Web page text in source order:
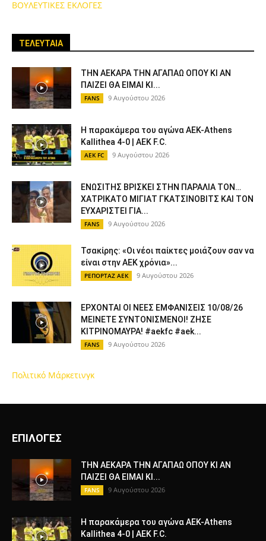
ΒΟΥΛΕΥΤΙΚΕΣ ΕΚΛΟΓΕΣ
ΤΕΛΕΥΤΑΙΑ
ΤΗΝ ΑΕΚΑΡΑ ΤΗΝ ΑΓΑΠΑΩ ΟΠΟΥ ΚΙ ΑΝ
ΠΑΙΖΕΙ ΘΑ ΕΙΜΑΙ ΚΙ...
FANS 9 Αυγούστου 2026
Η παρακάμερα του αγώνα ΑΕΚ-Athens
Kallithea 4-0 | AEK F.C.
AEK FC 9 Αυγούστου 2026
ΕΝΩΣΙΤΗΣ ΒΡΙΣΚΕΙ ΣΤΗΝ ΠΑΡΑΛΙΑ ΤΟΝ…
ΧΑΤΡΙΚΑΤΟ ΜΙΓΙΑΤ ΓΚΑΤΣΙΝΟΒΙΤΣ ΚΑΙ ΤΟΝ
ΕΥΧΑΡΙΣΤΕΙ ΓΙΑ...
FANS 9 Αυγούστου 2026
Τσακίρης: «Οι νέοι παίκτες μοιάζουν σαν να
είναι στην ΑΕΚ χρόνια»...
ΡΕΠΟΡΤΑΖ ΑΕΚ 9 Αυγούστου 2026
ΕΡΧΟΝΤΑΙ ΟΙ ΝΕΕΣ ΕΜΦΑΝΙΣΕΙΣ 10/08/26
ΜΕΙΝΕΤΕ ΣΥΝΤΟΝΙΣΜΕΝΟΙ! ΖΗΣΕ
ΚΙΤΡΙΝΟΜΑΥΡΑ! #aekfc #aek...
FANS 9 Αυγούστου 2026
Πολιτικό Μάρκετινγκ
ΕΠΙΛΟΓΕΣ
ΤΗΝ ΑΕΚΑΡΑ ΤΗΝ ΑΓΑΠΑΩ ΟΠΟΥ ΚΙ ΑΝ
ΠΑΙΖΕΙ ΘΑ ΕΙΜΑΙ ΚΙ...
FANS 9 Αυγούστου 2026
Η παρακάμερα του αγώνα ΑΕΚ-Athens
Kallithea 4-0 | AEK F.C.